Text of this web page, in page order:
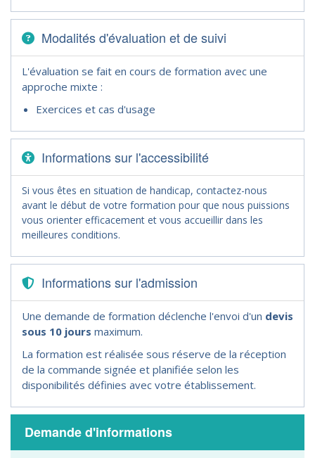
Modalités d'évaluation et de suivi
L'évaluation se fait en cours de formation avec une
approche mixte :
Exercices et cas d'usage
Informations sur l'accessibilité
Si vous êtes en situation de handicap, contactez-nous
avant le début de votre formation pour que nous puissions
vous orienter efficacement et vous accueillir dans les
meilleures conditions.
Informations sur l'admission
Une demande de formation déclenche l'envoi d'un devis
sous 10 jours maximum.
La formation est réalisée sous réserve de la réception
de la commande signée et planifiée selon les
disponibilités définies avec votre établissement.
Demande d'informations